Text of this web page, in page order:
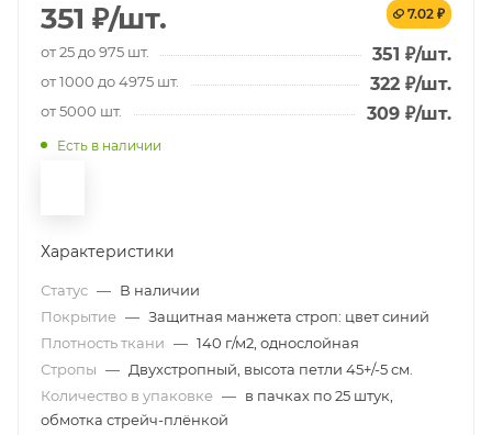
351 ₽/шт. 7.02 ₽
от 25 до 975 шт. 351 ₽/шт.
от 1000 до 4975 шт. 322 ₽/шт.
от 5000 шт. 309 ₽/шт.
Есть в наличии
Характеристики
Статус — В наличии
Покрытие — Защитная манжета строп: цвет синий
Плотность ткани — 140 г/м2, однослойная
Стропы — Двухстропный, высота петли 45+/-5 см.
Количество в упаковке — в пачках по 25 штук,
обмотка стрейч-плёнкой